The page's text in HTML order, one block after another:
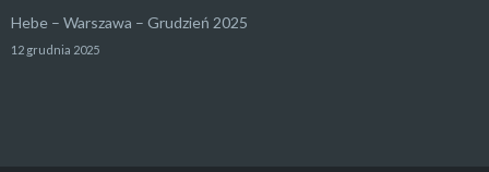
Hebe – Warszawa – Grudzień 2025
12 grudnia 2025